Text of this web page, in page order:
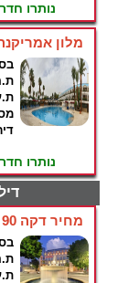
נותרו
מלון אמריקנה
נותרו
מחיר דקה 90 שישבת כולל חצי פנסיון ועזיבה במוצ``ש